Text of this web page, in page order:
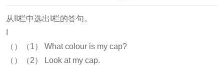
从II栏中选出I栏的答句。
（）（1） What colour is my cap?
（）（2） Look at my cap.